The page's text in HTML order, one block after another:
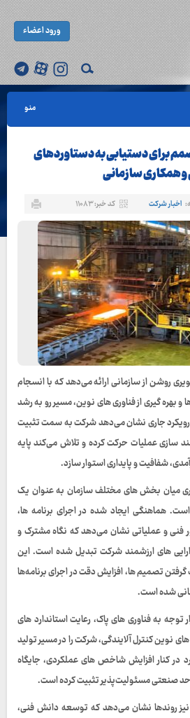
ورود اعضاء
منو
اکسین ۱۴۰۴ : مصمم برای دستیابی به دستاوردهای
و همکاری سازمانی
اخبار شرکت کد خبر: ۱۱۰۸۳
روشن از سازمانی ارائه می‌دهد که با انسجام
و بهره‌ گیری از فناوری‌ های نوین، مسیر رو به رشد
رویکرد جاری نشان می‌دهد شرکت به سمت تثبیت
سازی عملیات حرکت کرده و تلاش می‌کند پایه‌
شفافیت و پایداری استوار سازد.
میان بخش‌ های مختلف سازمان به‌ عنوان یک
هماهنگی ایجاد شده در اجرای برنامه‌ ها،
فنی و عملیاتی نشان می‌دهد که نگاه مشترک و
های ارزشمند شرکت تبدیل شده است. این
تصمیم‌ ها، افزایش دقت در اجرای برنامه‌ها
شده است.
به فناوری‌ های پاک، رعایت استاندارد های
نوین کنترل آلایندگی، شرکت را در مسیر تولید
در کنار افزایش شاخص‌ های عملکردی، جایگاه
صنعتی مسئولیت‌پذیر تثبیت کرده است.
روندها نشان می‌دهد که توسعه دانش فنی،